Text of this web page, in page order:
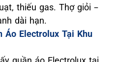
thiếu gas. Thợ giỏi –
dài hạn.
Áo Electrolux Tại Khu